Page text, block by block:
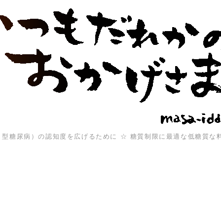
糖尿病）の認知度を広げるために ☆ 糖質制限に最適な低糖質な